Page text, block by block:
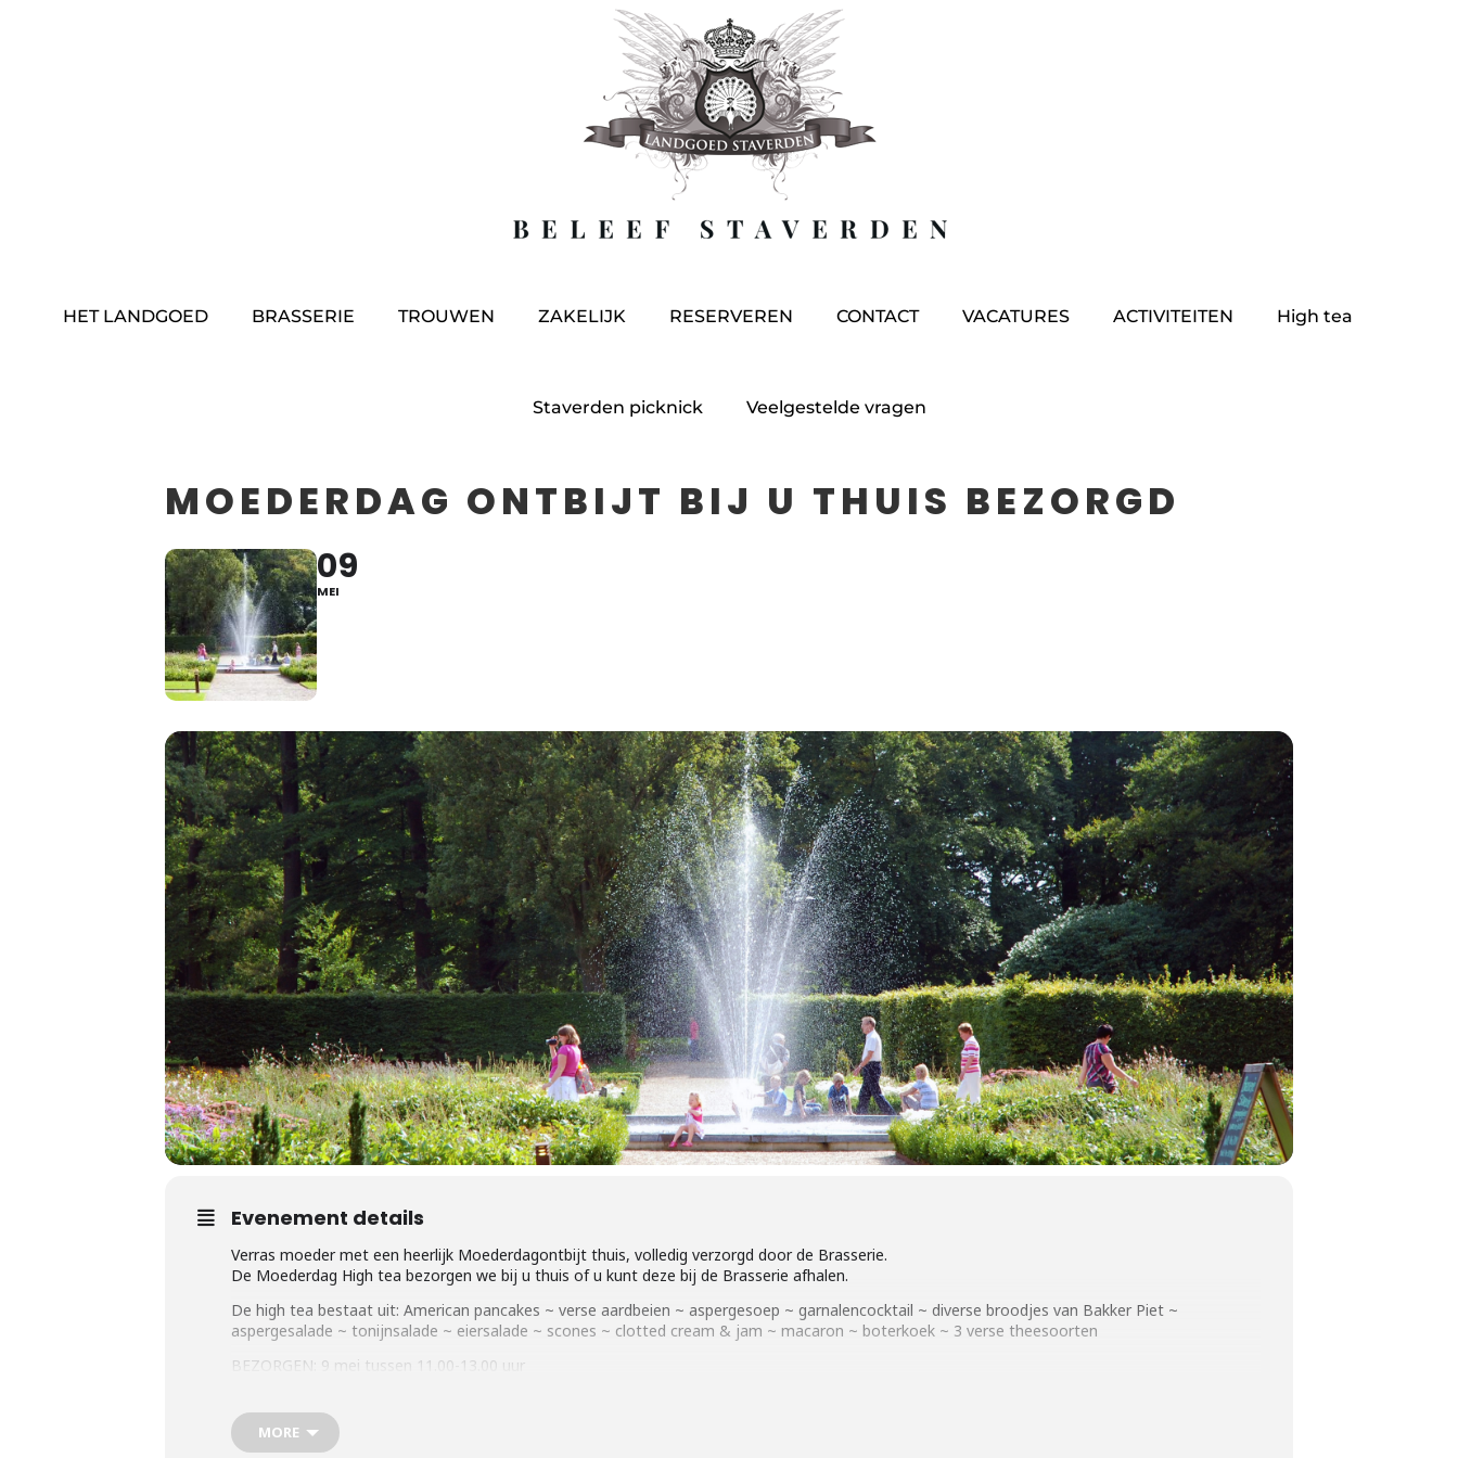
HET LANDGOED BRASSERIE TROUWEN ZAKELIJK RESERVEREN CONTACT VACATURES ACTIVITEITEN High tea
Staverden picknick Veelgestelde vragen
MOEDERDAG ONTBIJT BIJ U THUIS BEZORGD
09
MEI
Evenement details
Verras moeder met een heerlijk Moederdagontbijt thuis, volledig verzorgd door de Brasserie.
De Moederdag High tea bezorgen we bij u thuis of u kunt deze bij de Brasserie afhalen.
De high tea bestaat uit: American pancakes ~ verse aardbeien ~ aspergesoep ~ garnalencocktail ~ diverse broodjes van Bakker Piet ~
aspergesalade ~ tonijnsalade ~ eiersalade ~ scones ~ clotted cream & jam ~ macaron ~ boterkoek ~ 3 verse theesoorten
BEZORGEN: 9 mei tussen 11.00-13.00 uur
Bestellen kan t/m 7 mei via:
Vanaf 2 personen ~ 19,50 p.p.
MORE